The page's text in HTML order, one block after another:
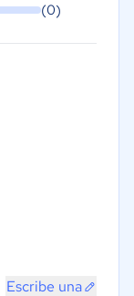
(0)
Escribe una